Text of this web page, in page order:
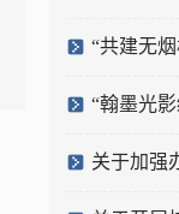
“共建无
“翰墨光
关于加强